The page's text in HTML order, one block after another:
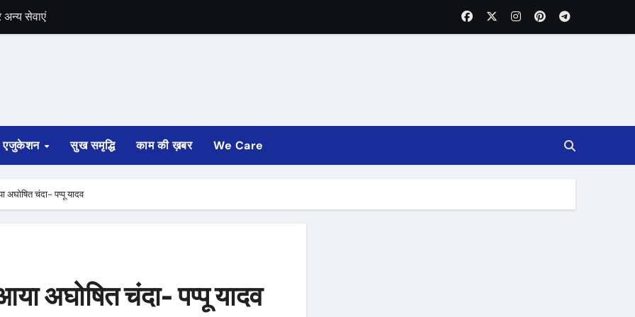
सेवाएं
पटरी से उतरी
साफ
रुपए मंजूर किए
तक होगी
एजुकेशन सुख समृद्धि काम की ख़बर We Care
चंदा- पप्पू यादव
अघोषित चंदा- पप्पू यादव